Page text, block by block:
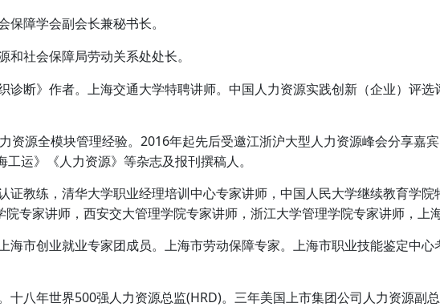
保障学会副会长兼秘书长。
和社会保障局劳动关系处处长。
诊断》作者。上海交通大学特聘讲师。中国人力资源实践创新（企业）评
资源全模块管理经验。2016年起先后受邀江浙沪大型人力资源峰会分享嘉
运》《人力资源》等杂志及报刊撰稿人。
证教练，清华大学职业经理培训中心专家讲师，中国人民大学继续教育学
专家讲师，西安交大管理学院专家讲师，浙江大学管理学院专家讲师，上
海市创业就业专家团成员。上海市劳动保障专家。上海市职业技能鉴定中
十八年世界500强人力资源总监(HRD)。三年美国上市集团公司人力资源副